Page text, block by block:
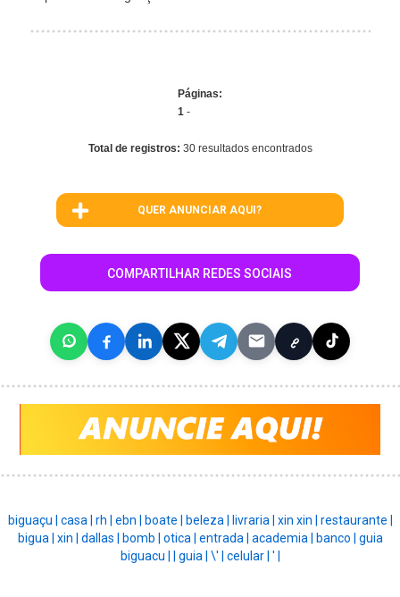
Páginas:
1 -
Total de registros: 30 resultados encontrados
QUER ANUNCIAR AQUI?
COMPARTILHAR REDES SOCIAIS
biguaçu | casa | rh | ebn | boate | beleza | livraria | xin xin | restaurante |
bigua | xin | dallas | bomb | otica | entrada | academia | banco | guia
biguacu | | guia | \' | celular | ' |